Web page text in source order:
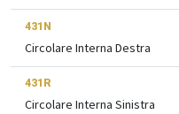
431N
Circolare Interna Destra
431R
Circolare Interna Sinistra